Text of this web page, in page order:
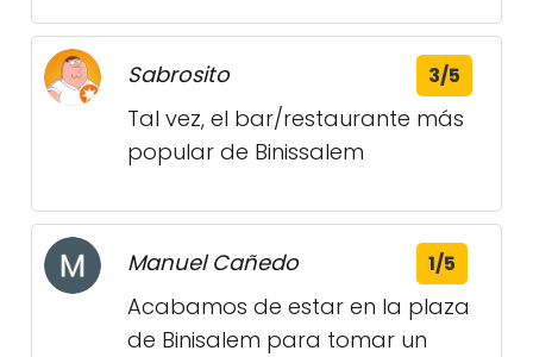
Sabrosito 3/5
Tal vez, el bar/restaurante más
popular de Binissalem
Manuel Cañedo 1/5
Acabamos de estar en la plaza
de Binisalem para tomar un